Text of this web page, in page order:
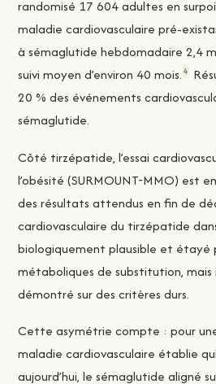
randomisé 17 604 adultes en
maladie cardiovasculaire pré-
à sémaglutide hebdomadaire 2,4
suivi moyen d’environ 40 mois. 4
20 % des événements
sémaglutide.
Côté tirzépatide, l’essai
l’obésité (SURMOUNT-MMO) est
des résultats attendus en fin de
cardiovasculaire du tirzépatide
biologiquement plausible et étayé
métaboliques de substitution, mais
démontré sur des critères durs.
Cette asymétrie compte : pour
maladie cardiovasculaire établie
aujourd’hui, le sémaglutide aligné